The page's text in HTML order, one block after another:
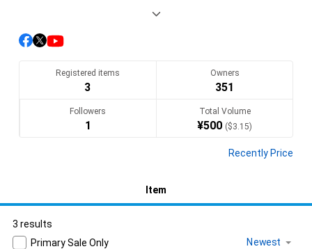
魅力を国内外へ発信し、「新たな人の流れ」を呼び込む「絶好の
そんな万博への「機運醸成」を図るため、開幕に先行した情報発
ターネット上の3次元・仮想交流空間「メタバース」を活用した
cluster.mu/w/2949708e-9a88-4122-a8ee-b829a053ffc6
みとして、「大阪・関西万博」や“徳島の魅力”を発信するNFTを発
Registered items
3
Owners
351
Followers
1
Total Volume
¥500 ($3.15)
Recently Price
Item
3 results
Primary Sale Only